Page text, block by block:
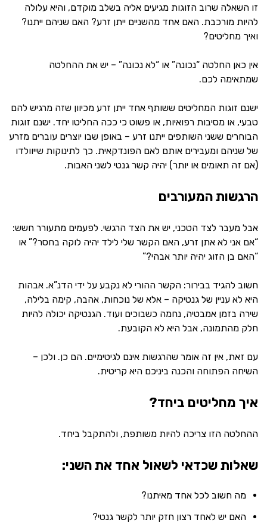
זו השאלה שרוב הזוגות מגיעים אליה בשלב מוקדם, והיא עלולה
להיות מורכבת. האם אחד מהשניים ייתן זרע? האם שניהם ייתנו?
ואיך מחליטים?
אין כאן החלטה “נכונה” או “לא נכונה” – יש את ההחלטה
שמתאימה לכם.
ישנם זוגות המחליטים ששותף אחד ייתן זרע מכיוון שזה מרגיש להם
טבעי, או מסיבות רפואיות, או פשוט כי ככה החליטו יחד. ישנם זוגות
הבוחרים ששני השותפים ייתנו זרע – באופן שבו יוצרים עוברים מזרע
של שניהם ומעבירים אותם לאם הפונדקאית. כך לתינוקות שייוולדו
(אם זה תאומים או יותר) יהיה קשר גנטי לשני האבות.
הרגשות המעורבים
אבל מעבר לצד הטכני, יש את הצד הרגשי. לפעמים מתעורר חשש:
“אם אני לא אתן זרע, האם הקשר שלי לילד יהיה לוקה בחסר?” או
“האם בן הזוג יהיה יותר אבהי?”
חשוב להגיד בבירור: הקשר ההורי לא נקבע על ידי הדנ”א. אבהות
היא לא עניין של גנטיקה – אלא של נוכחות, אהבה, קימה בלילה,
שירה בזמן אמבטיה, נחמה כשבוכים ועוד. הגנטיקה יכולה להיות
חלק מהתמונה, אבל היא לא הקובעת.
עם זאת, אין זה אומר שהרגשות אינם לגיטימיים. הם כן. ולכן –
השיחה הפתוחה והכנה ביניכם היא קריטית.
איך מחליטים ביחד?
ההחלטה הזו צריכה להיות משותפת, ולהתקבל ביחד.
שאלות שכדאי לשאול אחד את השני:
מה חשוב לכל אחד מאיתנו?
האם יש לאחד רצון חזק יותר לקשר גנטי?